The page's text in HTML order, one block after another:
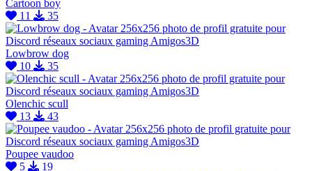
Cartoon boy
11
35
Lowbrow dog
10
35
Olenchic scull
13
43
Poupee vaudoo
5
19